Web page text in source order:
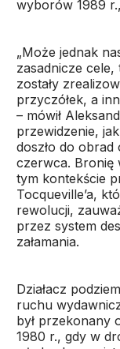
wyborów 1989
„Może jednak
zasadnicze
zostały
przyczółek, a
– mówił
przewidzenie,
doszło do obrad
czerwca. Bronię
tym kontekście
Tocqueville’a,
rewolucji,
przez system
załamania.
Działacz
ruchu
był przekonany
1980 r., gdy w